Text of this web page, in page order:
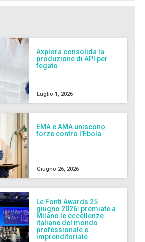
Axplora consolida la
produzione di API per
fegato
Luglio 1, 2026
EMA e AMA uniscono
forze contro l’Ebola
Giugno 26, 2026
Le Fonti Awards 25
giugno 2026: premiate a
Milano le eccellenze
italiane del mondo
professionale e
imprenditoriale